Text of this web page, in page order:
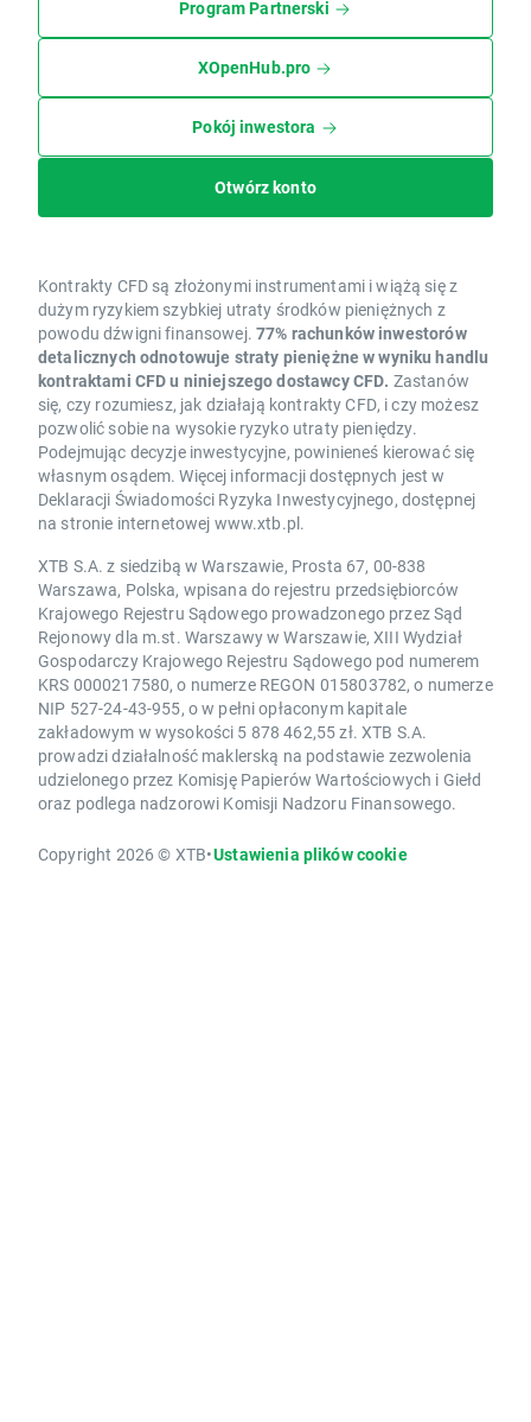
Program Partnerski
XOpenHub.pro
Pokój inwestora
Otwórz konto
Kontrakty CFD są złożonymi instrumentami i wiążą się z
dużym ryzykiem szybkiej utraty środków pieniężnych z
powodu dźwigni finansowej. 77% rachunków inwestorów
detalicznych odnotowuje straty pieniężne w wyniku handlu
kontraktami CFD u niniejszego dostawcy CFD. Zastanów
się, czy rozumiesz, jak działają kontrakty CFD, i czy możesz
pozwolić sobie na wysokie ryzyko utraty pieniędzy.
Podejmując decyzje inwestycyjne, powinieneś kierować się
własnym osądem. Więcej informacji dostępnych jest w
Deklaracji Świadomości Ryzyka Inwestycyjnego, dostępnej
na stronie internetowej www.xtb.pl.
XTB S.A. z siedzibą w Warszawie, Prosta 67, 00-838
Warszawa, Polska, wpisana do rejestru przedsiębiorców
Krajowego Rejestru Sądowego prowadzonego przez Sąd
Rejonowy dla m.st. Warszawy w Warszawie, XIII Wydział
Gospodarczy Krajowego Rejestru Sądowego pod numerem
KRS 0000217580, o numerze REGON 015803782, o numerze
NIP 527-24-43-955, o w pełni opłaconym kapitale
zakładowym w wysokości 5 878 462,55 zł. XTB S.A.
prowadzi działalność maklerską na podstawie zezwolenia
udzielonego przez Komisję Papierów Wartościowych i Giełd
oraz podlega nadzorowi Komisji Nadzoru Finansowego.
Copyright 2026 © XTB•Ustawienia plików cookie